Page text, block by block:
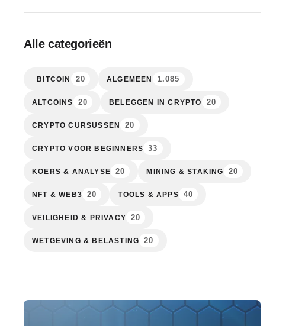
Alle categorieën
BITCOIN 20 ALGEMEEN 1.085
ALTCOINS 20 BELEGGEN IN CRYPTO 20
CRYPTO CURSUSSEN 20
CRYPTO VOOR BEGINNERS 33
KOERS & ANALYSE 20 MINING & STAKING 20
NFT & WEB3 20 TOOLS & APPS 40
VEILIGHEID & PRIVACY 20
WETGEVING & BELASTING 20